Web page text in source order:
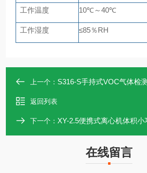
工作温度 10℃～40℃
工作湿度 ≤85％RH
上一个： S316-S手持式VOC气体检
返回列表
下一个： XY-2.5便携式离心机体积
在线留言